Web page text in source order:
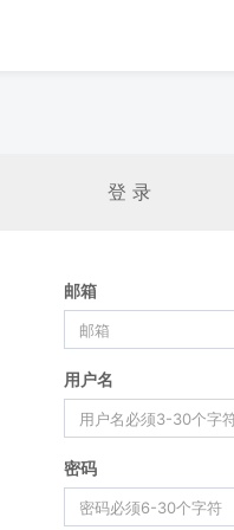
登 录
邮箱
用户名
密码